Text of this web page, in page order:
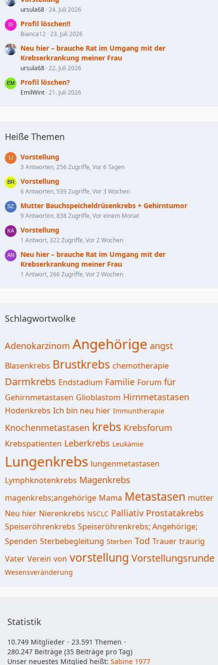
ursula68 24. Juli 2026
Profil löschen!!
Bianca12 23. Juli 2026
Neu hier – brauche Rat im Umgang mit der
Krebserkrankung meiner Frau
ursula68 22. Juli 2026
Profil löschen?
EmilWint 21. Juli 2026
Heiße Themen
Vorstellung
3 Antworten, 256 Zugriffe, Vor 6 Tagen
Vorstellung
6 Antworten, 539 Zugriffe, Vor 3 Wochen
Mutter Bauchspeicheldrüsenkrebs + Gehirntumor
9 Antworten, 838 Zugriffe, Vor einem Monat
Vorstellung
1 Antwort, 322 Zugriffe, Vor 2 Wochen
Neu hier – brauche Rat im Umgang mit der
Krebserkrankung meiner Frau
1 Antwort, 266 Zugriffe, Vor 2 Wochen
Schlagwortwolke
Adenokarzinom Angehörige angst
Blasenkrebs Brustkrebs chemotherapie
Darmkrebs Endstadium Familie Forum für
Gehirnmetastasen Glioblastom Hirnmetastasen
Hodenkrebs Ich bin neu hier Immuntherapie
Knochenmetastasen krebs Krebsforum
Krebspatienten Leberkrebs Leukämie
Lungenkrebs lungenmetastasen
Lymphknotenkrebs Magenkrebs
magenkrebs;angehörige Mama Metastasen mutter
Neu hier Nierenkrebs NSCLC Palliativ Prostatakrebs
Speiseröhrenkrebs Speiseröhrenkrebs; Angehörige;
Spenden Sterbebegleitung Sterben Tod Trauer traurig
Vater Verein von vorstellung Vorstellungsrunde
Wesensveränderung
Statistik
10.749 Mitglieder
23.591 Themen
280.247 Beiträge (35 Beiträge pro Tag)
Unser neuestes Mitglied heißt: Sabine 1977